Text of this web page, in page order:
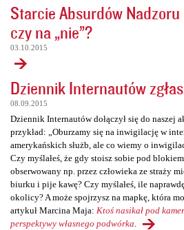
Starcie Absurdów Nadzoru
czy na „nie”?
03.10.2015
Dziennik Internautów
08.09.2015
Dziennik Internautów dołączył się do naszej
przykład: „Oburzamy się na inwigilację w
amerykańskich służb, ale co wiemy o
Czy myślałeś, że gdy stoisz sobie pod
obserwowany np. przez człowieka ze straży
biurku i pije kawę? Czy myślałeś, ile
okolicy? A może spojrzysz na mapkę, która
artykuł Marcina Maja: Ktoś nasikał pod
perspektywy własnego podwórka